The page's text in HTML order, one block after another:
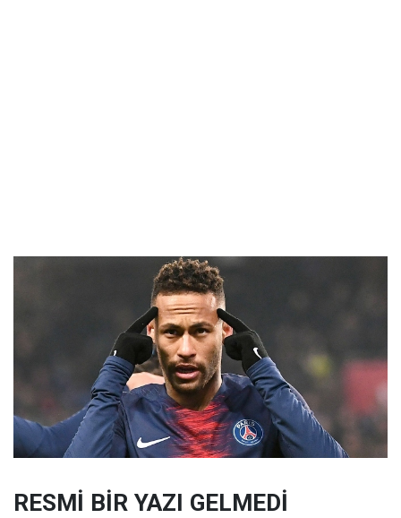
RESMİ BİR YAZI GELMEDİ